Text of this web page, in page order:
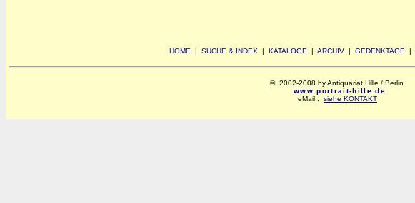
HOME | SUCHE & INDEX | KATALOGE | ARCHIV| GEDENKTAGE |
© 2002-2008 by Antiquariat Hille / Berlin
www.portrait-hille.de
eMail : siehe KONTAKT